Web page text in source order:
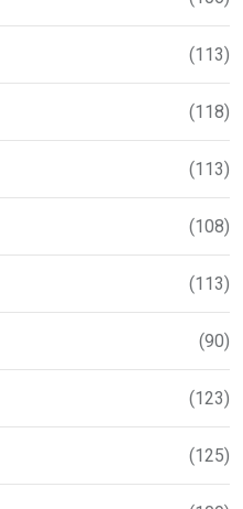
(113)
(118)
(113)
(108)
(113)
(90)
(123)
(125)